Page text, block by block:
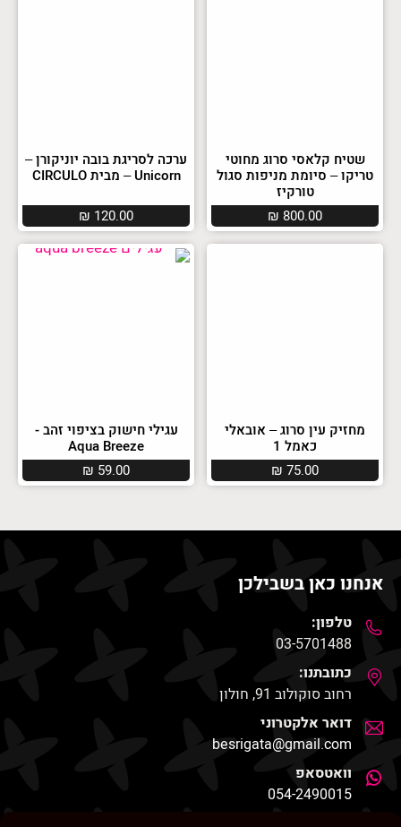
שטיח קלאסי סרוג מחוטי
טריקו – סיומת מניפות סגול
טורקיז
₪ 800.00
ערכה לסריגת בובה יוניקורן –
Unicorn – מבית CIRCULO
₪ 120.00
מחזיק עין סרוג – אובאלי
כאמל 1
₪ 75.00
עגילי חישוק בציפוי זהב -
Aqua Breeze
₪ 59.00
אנחנו כאן בשבילכן
טלפון:
03-5701488
כתובתנו:
רחוב סוקולוב 91, חולון
דואר אלקטרוני
besrigata@gmail.com
וואטסאפ
054-2490015